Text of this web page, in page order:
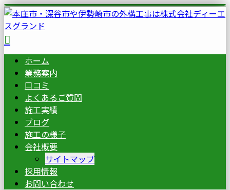
ホーム
業務案内
口コミ
よくあるご質問
施工実績
ブログ
施工の様子
会社概要
サイトマップ
採用情報
お問い合わせ